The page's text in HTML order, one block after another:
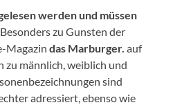
werden und müssen
Besonders zu Gunsten der
Magazin das Marburger. auf
zu männlich, weiblich und
sind
adressiert, ebenso wie